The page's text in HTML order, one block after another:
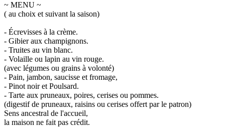
~ MENU ~
( au choix et suivant la saison)
- Écrevisses à la crème.
- Gibier aux champignons.
- Truites au vin blanc.
- Volaille ou lapin au vin rouge.
(avec légumes ou grains à volonté)
- Pain, jambon, saucisse et fromage,
- Pinot noir et Poulsard.
- Tarte aux pruneaux, poires, cerises ou pommes.
(digestif de pruneaux, raisins ou cerises offert par le patron)
Sens ancestral de l'accueil,
la maison ne fait pas crédit.